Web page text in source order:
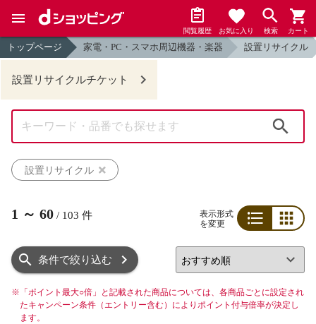
閲覧履歴 お気に入り 検索 カート
トップページ 家電・PC・スマホ周辺機器・楽器 設置リサイクル
設置リサイクルチケット
設置リサイクル
1 ～ 60 / 103 件
表示形式
を変更
条件で絞り込む
※ 「ポイント最大○倍」と記載された商品については、各商品ごとに設定され
たキャンペーン条件（エントリー含む）によりポイント付与倍率が決定し
ます。